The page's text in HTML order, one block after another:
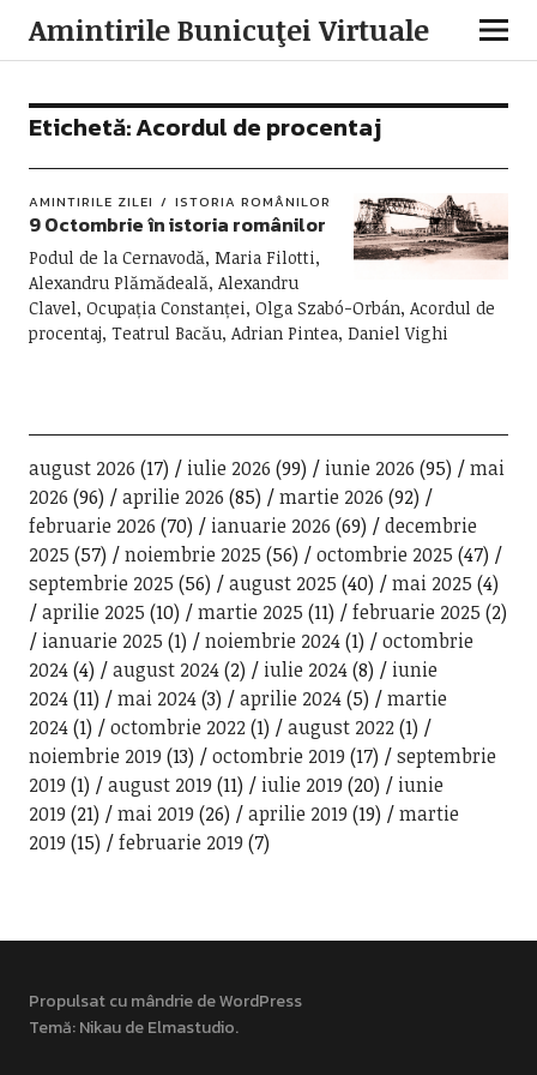
Amintirile Bunicuţei Virtuale
Etichetă:Acordul de procentaj
AMINTIRILE ZILEI ISTORIA ROMÂNILOR
9 Octombrie în istoria românilor
Podul de la Cernavodă, Maria Filotti,
Alexandru Plămădeală, Alexandru
Clavel, Ocupația Constanței, Olga Szabó-Orbán, Acordul de
procentaj, Teatrul Bacău, Adrian Pintea, Daniel Vighi
august 2026 (17) iulie 2026 (99) iunie 2026 (95)
mai
2026 (96) aprilie 2026 (85) martie 2026 (92)
februarie 2026 (70) ianuarie 2026 (69)
decembrie
2025 (57) noiembrie 2025 (56) octombrie 2025 (47)
septembrie 2025 (56) august 2025 (40) mai 2025 (4)
aprilie 2025 (10) martie 2025 (11) februarie 2025 (2)
ianuarie 2025 (1) noiembrie 2024(1)
octombrie
2024(4) august 2024(2) iulie 2024(8)
iunie
2024(11) mai 2024(3) aprilie 2024(5)
martie
2024(1) octombrie 2022(1) august 2022(1)
noiembrie 2019 (13) octombrie 2019 (17)
septembrie
2019 (1) august 2019 (11) iulie 2019 (20)
iunie
2019 (21) mai 2019 (26) aprilie 2019 (19)
martie
2019 (15) februarie 2019 (7)
Propulsat cu mândrie de WordPress
Temă: Nikau deElmastudio.